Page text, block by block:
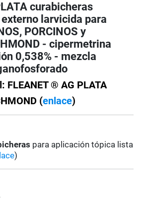
curabicheras
larvicida para
PORCINOS y
- cipermetrina
0,538% - mezcla
FLEANET ® AG PLATA
(enlace)
para aplicación tópica lista
)